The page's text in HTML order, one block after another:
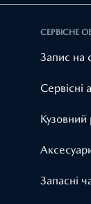
СЕРВІСНЕ
Запис на
Cервісні
Запасні